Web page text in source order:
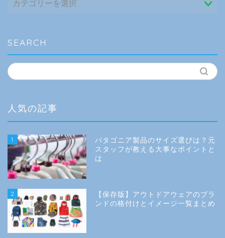
テ
ー
SEARCH
人気の記事
1
パタゴニア製品のサイズ選びは？元
スタッフが教える大事なポイントと
は
2
【保存版】アウトドアウェアのブラ
ンドの格付けとイメージ一覧まとめ